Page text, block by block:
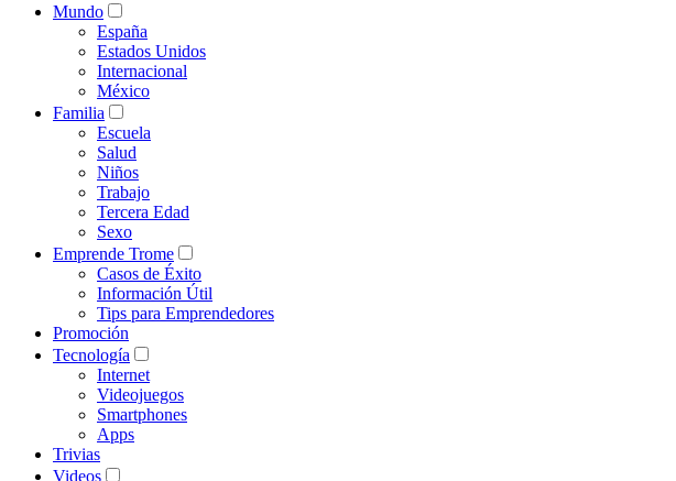
Mundo
España
Estados Unidos
Internacional
México
Familia
Escuela
Salud
Niños
Trabajo
Tercera Edad
Sexo
Emprende Trome
Casos de Éxito
Información Útil
Tips para Emprendedores
Promoción
Tecnología
Internet
Videojuegos
Smartphones
Apps
Trivias
Videos